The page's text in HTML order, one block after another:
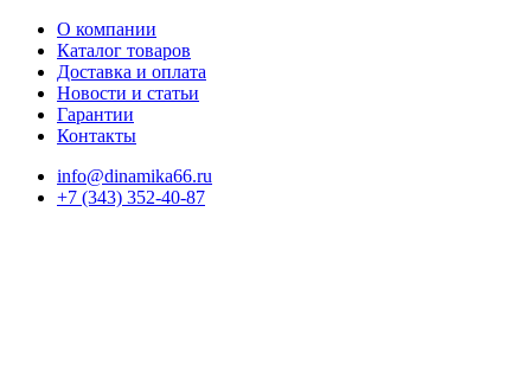
О компании
Каталог товаров
Доставка и оплата
Новости и статьи
Гарантии
Контакты
info@dinamika66.ru
+7 (343) 352-40-87